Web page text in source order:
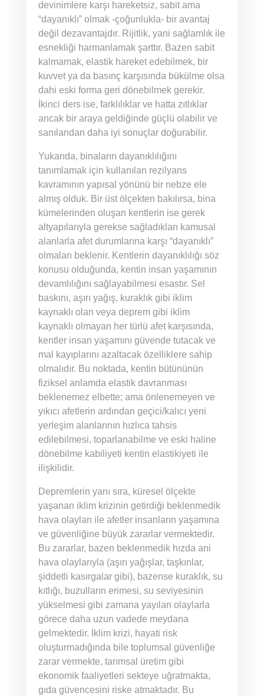
devinimlere karşı hareketsiz, sabit ama
“dayanıklı” olmak -çoğunlukla- bir avantaj
değil dezavantajdır. Rijitlik, yani sağlamlık ile
esnekliği harmanlamak şarttır. Bazen sabit
kalmamak, elastik hareket edebilmek, bir
kuvvet ya da basınç karşısında bükülme olsa
dahi eski forma geri dönebilmek gerekir.
İkinci ders ise, farklılıklar ve hatta zıtlıklar
ancak bir araya geldiğinde güçlü olabilir ve
sanılandan daha iyi sonuçlar doğurabilir.
Yukarıda, binaların dayanıklılığını
tanımlamak için kullanılan rezilyans
kavramının yapısal yönünü bir nebze ele
almış olduk. Bir üst ölçekten bakılırsa, bina
kümelerinden oluşan kentlerin ise gerek
altyapılarıyla gerekse sağladıkları kamusal
alanlarla afet durumlarına karşı “dayanıklı”
olmaları beklenir. Kentlerin dayanıklılığı söz
konusu olduğunda, kentin insan yaşamının
devamlılığını sağlayabilmesi esastır. Sel
baskını, aşırı yağış, kuraklık gibi iklim
kaynaklı olan veya deprem gibi iklim
kaynaklı olmayan her türlü afet karşısında,
kentler insan yaşamını güvende tutacak ve
mal kayıplarını azaltacak özelliklere sahip
olmalıdır. Bu noktada, kentin bütününün
fiziksel anlamda elastik davranması
beklenemez elbette; ama önlenemeyen ve
yıkıcı afetlerin ardından geçici/kalıcı yeni
yerleşim alanlarının hızlıca tahsis
edilebilmesi, toparlanabilme ve eski haline
dönebilme kabiliyeti kentin elastikiyeti ile
ilişkilidir.
Depremlerin yanı sıra, küresel ölçekte
yaşanan iklim krizinin getirdiği beklenmedik
hava olayları ile afetler insanların yaşamına
ve güvenliğine büyük zararlar vermektedir.
Bu zararlar, bazen beklenmedik hızda ani
hava olaylarıyla (aşırı yağışlar, taşkınlar,
şiddetli kasırgalar gibi), bazense kuraklık, su
kıtlığı, buzulların erimesi, su seviyesinin
yükselmesi gibi zamana yayılan olaylarla
görece daha uzun vadede meydana
gelmektedir. İklim krizi, hayati risk
oluşturmadığında bile toplumsal güvenliğe
zarar vermekte, tarımsal üretim gibi
ekonomik faaliyetleri sekteye uğratmakta,
gıda güvencesini riske atmaktadır. Bu